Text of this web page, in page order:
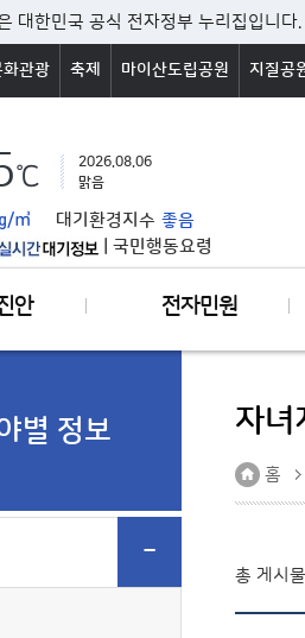
대한민국 공식 전자정부 누리집입니다.
화관광 축제 마이산도립공원 지질공
℃
2026.08.06
맑음
/㎥ 대기환경지수 좋음
국민행동요령
안 전자민원
별 정보 자녀
홈
총 게시